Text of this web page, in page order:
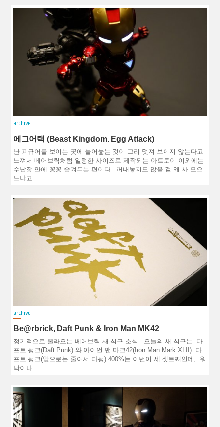
archive
에그어택 (Beast Kingdom, Egg Attack)
난 피규어를 보이는 곳에 늘어놓는 것이 그리 멋져 보이지 않는다고
느껴서 베어브릭처럼 일정한 사이즈로 제작되는 아트토이 이외에는
수납장 안에 꽁꽁 숨겨두는 편이다. 꺼내놓지도 않을 걸 왜 사 모으
느냐고…
archive
Be@rbrick, Daft Punk & Iron Man MK42
정기적으로 올라오는 베어브릭 새 식구 소식. 오늘의 새 식구는 다
프트 펑크(Daft Punk) 와 아이언 맨 마크42(Iron Man Mark XLII). 다
프트 펑크(앞으로는 줄여서 다펑) 400%는 이번이 세 셋트째인데, 워
낙이나…